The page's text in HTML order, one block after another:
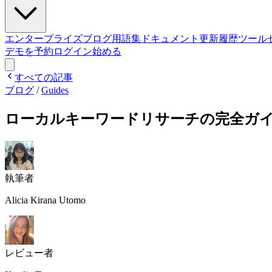
エンタープライズブログ用語集 ドキュメント 更新履歴ツール
デモを予約 ログイン始める
すべての記事
ブログ /Guides
ローカルキーワードリサーチの完全ガ
執筆者
Alicia Kirana Utomo
レビュー者